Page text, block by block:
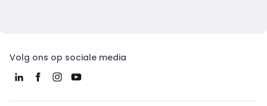
Volg ons op sociale media